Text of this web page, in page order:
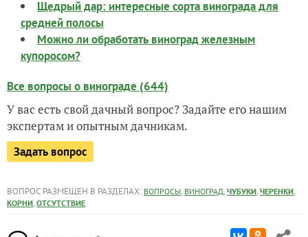
Щедрый дар: интересные сорта винограда для
средней полосы
Можно ли обработать виноград железным
купоросом?
Все вопросы о винограде (644)
У вас есть свой дачный вопрос? Задайте его нашим
экспертам и опытным дачникам.
Задать вопрос
ВОПРОС РАЗМЕЩЕН В РАЗДЕЛАХ: ВОПРОСЫ, ВИНОГРАД, ЧУБУКИ, ЧЕРЕНКИ,
КОРНИ, ОТСУТСТВИЕ